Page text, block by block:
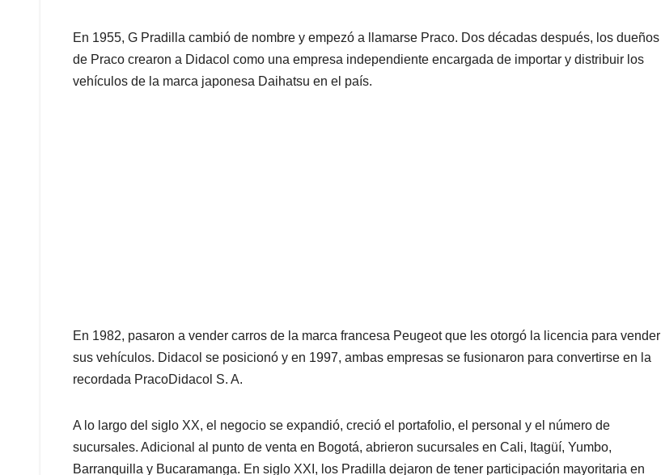
En 1955, G Pradilla cambió de nombre y empezó a llamarse Praco. Dos décadas después, los dueños
de Praco crearon a Didacol como una empresa independiente encargada de importar y distribuir los
vehículos de la marca japonesa Daihatsu en el país.
En 1982, pasaron a vender carros de la marca francesa Peugeot que les otorgó la licencia para vender
sus vehículos. Didacol se posicionó y en 1997, ambas empresas se fusionaron para convertirse en la
recordada PracoDidacol S. A.
A lo largo del siglo XX, el negocio se expandió, creció el portafolio, el personal y el número de
sucursales. Adicional al punto de venta en Bogotá, abrieron sucursales en Cali, Itagüí, Yumbo,
Barranquilla y Bucaramanga. En siglo XXI, los Pradilla dejaron de tener participación mayoritaria en